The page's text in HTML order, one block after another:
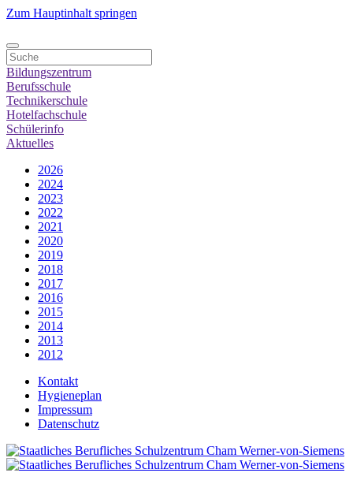
Zum Hauptinhalt springen
Bildungszentrum
Berufsschule
Technikerschule
Hotelfachschule
Schülerinfo
Aktuelles
2026
2024
2023
2022
2021
2020
2019
2018
2017
2016
2015
2014
2013
2012
Kontakt
Hygieneplan
Impressum
Datenschutz